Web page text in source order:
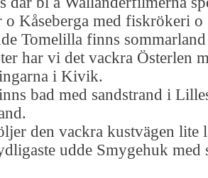
o Kåseberga med fiskrökeri o
Tomelilla finns
har vi det vackra Österlen
i Kivik.
bad med sandstrand i
den vackra kustvägen lite
udde Smygehuk med